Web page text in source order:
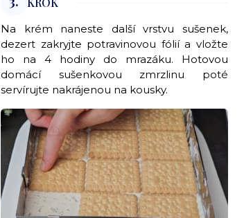
Na krém naneste další vrstvu sušenek,
dezert zakryjte potravinovou fólií a vložte
ho na 4 hodiny do mrazáku. Hotovou
domácí sušenkovou zmrzlinu poté
servírujte nakrájenou na kousky.